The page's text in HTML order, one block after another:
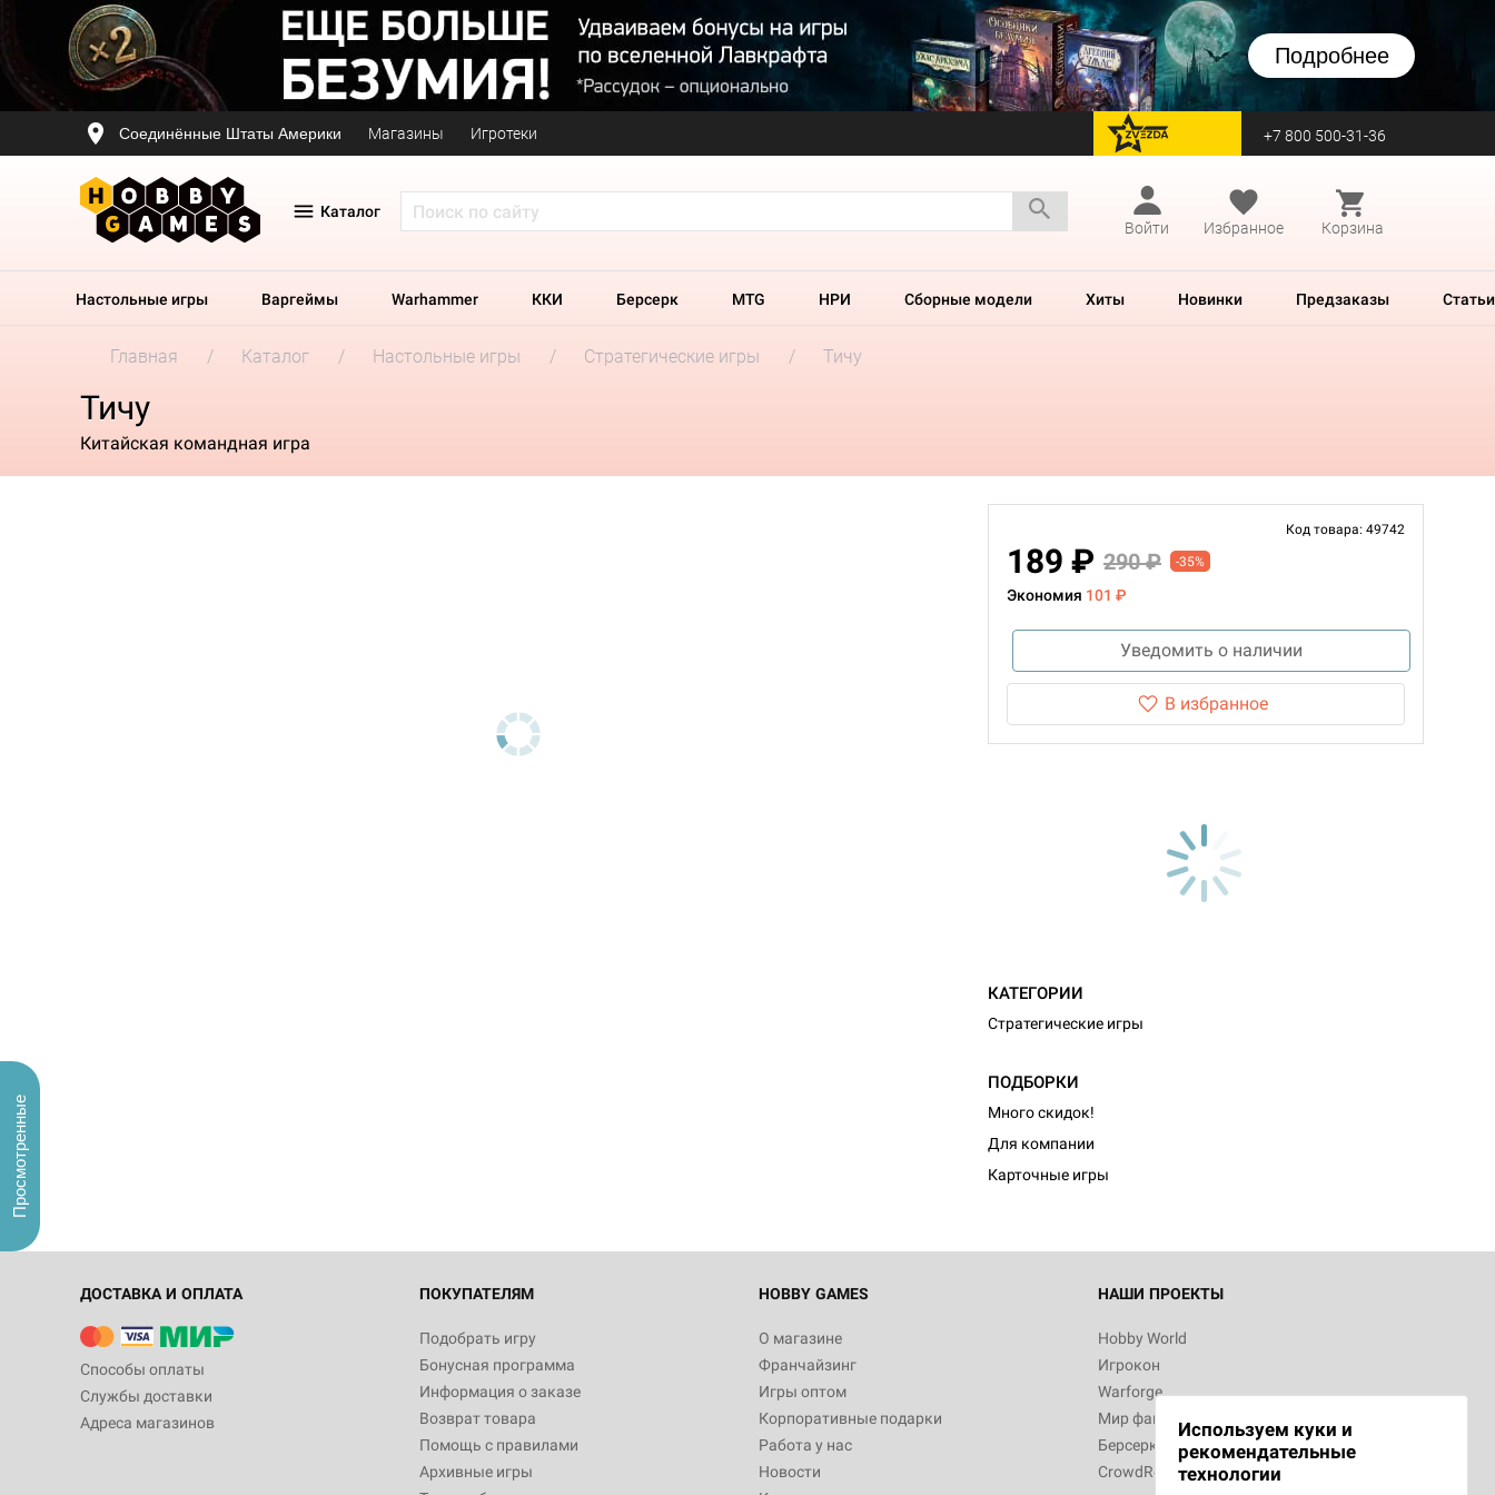
Подробнее
Соединённые Штаты Америки Магазины Игротеки перейти на Zvezda +7 800 500-31-36
Каталог
Войти
Избранное Корзина
Настольные игры Варгеймы Warhammer ККИ Берсерк MTG НРИ Сборные модели Хиты Новинки Предзаказы Статьи
Главная Каталог Настольные игры Стратегические игры Тичу
Тичу
Китайская командная игра
Код товара: 49742
189 ₽ 290 ₽ -35%
Экономия 101 ₽
Уведомить о наличии
В избранное
КАТЕГОРИИ
Стратегические игры
ПОДБОРКИ
Много скидок!
Для компании
Карточные игры
ДОСТАВКА И ОПЛАТА
Способы оплаты
Службы доставки
Адреса магазинов
ПОКУПАТЕЛЯМ
Подобрать игру
Бонусная программа
Информация о заказе
Возврат товара
Помощь с правилами
Архивные игры
HOBBY GAMES
О магазине
Франчайзинг
Игры оптом
Корпоративные подарки
Работа у нас
Новости
НАШИ ПРОЕКТЫ
Hobby World
Игрокон
Warforge
Мир фантастики
Берсерк
CrowdRepublic
Используем куки и
рекомендательные
технологии
Просмотренные
Настольная игра Hobby World Монстры
Белая смерть
12 990
Настольная игра Hobby World Берсерк.
3 490